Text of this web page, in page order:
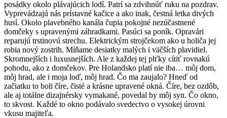
posádky okolo plávajúcich lodí. Patrí sa zdvihnúť ruku na pozdrav.
Vyprevádzajú nás prístavné kačice a ako inak, čestná letka divých
husí. Okolo plavebného kanála čupia pokojné nezúčastnené
domčeky s upravenými záhradkami. Pasúci sa poník. Opravári
reparujú trstinovú strechu. Elektrickým strojčekom ako u holiča jej
robia nový zostrih. Míňame desiatky malých i väčších plavidiel.
Skromnejších i luxusnejších. Ale z každej tej plťky cítiť rovnakú
pohodu, ako z domčekov. Pre Holandsko platí nie iba… môj dom,
môj hrad, ale i moja loď, môj hrad. Čo ma zaujalo? Hneď od
začiatku to boli číre, čisté a krásne upravené okná. Číre, bez ozdôb,
ale aj totálne dizajnérsky vymakané, povedal by môj syn. Čo okno,
to skvost. Každé to okno podávalo svedectvo o vysokej úrovni
vkusu majiteľa.